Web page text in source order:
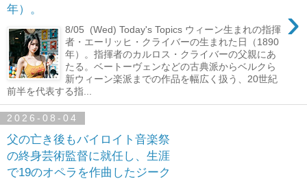
年）。
›
8/05 (Wed) Today's Topics ウィーン生まれの指揮
者・エーリッヒ・クライバーの生まれた日（1890
年）。指揮者のカルロス・クライバーの父親にあ
たる。ベートーヴェンなどの古典派からベルクら
新ウィーン楽派までの作品を幅広く扱う、20世紀
前半を代表する指...
2026-08-04
父の亡き後もバイロイト音楽祭
の終身芸術監督に就任し、生涯
で19のオペラを作曲したジーク